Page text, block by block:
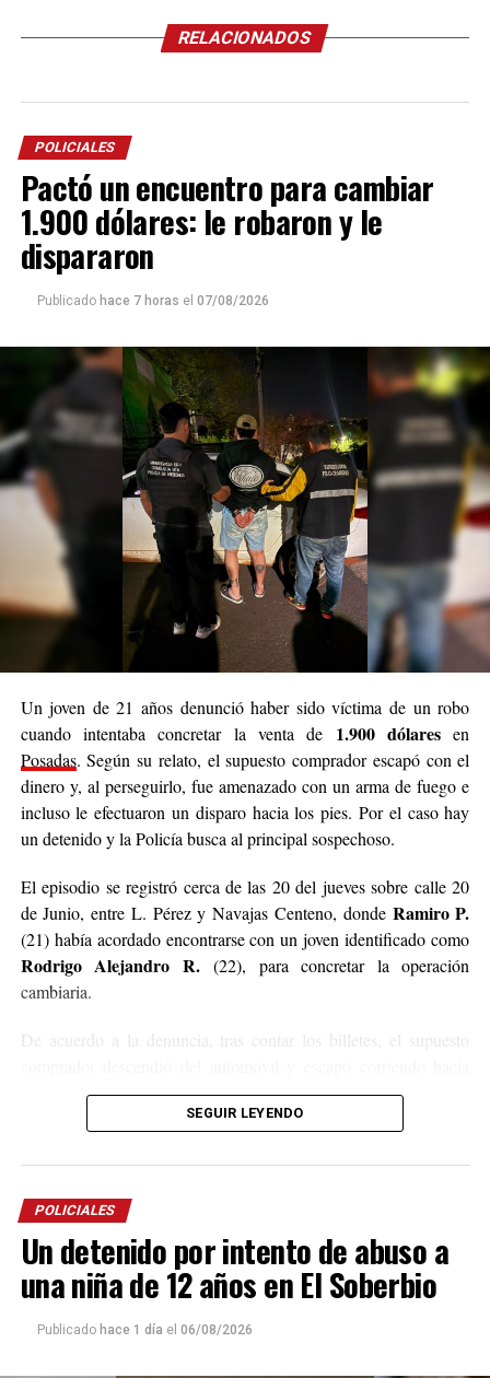
RELACIONADOS
POLICIALES
Pactó un encuentro para cambiar
1.900 dólares: le robaron y le
dispararon
Publicado hace 7 horas el 07/08/2026
Un joven de 21 años denunció haber sido víctima de un robo
cuando intentaba concretar la venta de 1.900 dólares en
Posadas. Según su relato, el supuesto comprador escapó con el
dinero y, al perseguirlo, fue amenazado con un arma de fuego e
incluso le efectuaron un disparo hacia los pies. Por el caso hay
un detenido y la Policía busca al principal sospechoso.
El episodio se registró cerca de las 20 del jueves sobre calle 20
de Junio, entre L. Pérez y Navajas Centeno, donde Ramiro P.
(21) había acordado encontrarse con un joven identificado como
Rodrigo Alejandro R.(22), para concretar la operación
cambiaria.
De acuerdo a la denuncia, tras contar los billetes, el supuesto
una plaza con los USD 1.900 en su poder.
sospechoso se reunió con otros dos hombres y que uno de ellos
extrajo un arma de fuego y realizó
sus pies, sin llegar a lesionarlo.
A partir de la denuncia, efectivos de la Mini Brigada de la
Comisaría Sexta y de la Dirección Investigaciones Complejas
iniciaron las averiguaciones que permitieron identificar al
SEGUIR LEYENDO
POLICIALES
Un detenido por intento de abuso a
una niña de 12 años en El Soberbio
Publicado hace 1 día el 06/08/2026